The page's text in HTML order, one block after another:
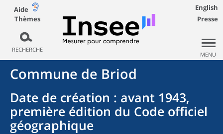
Aide
Thèmes
RECHERCHE
English
Presse
MENU
Commune de Briod
Date de création : avant 1943,
première édition du Code officiel
géographique